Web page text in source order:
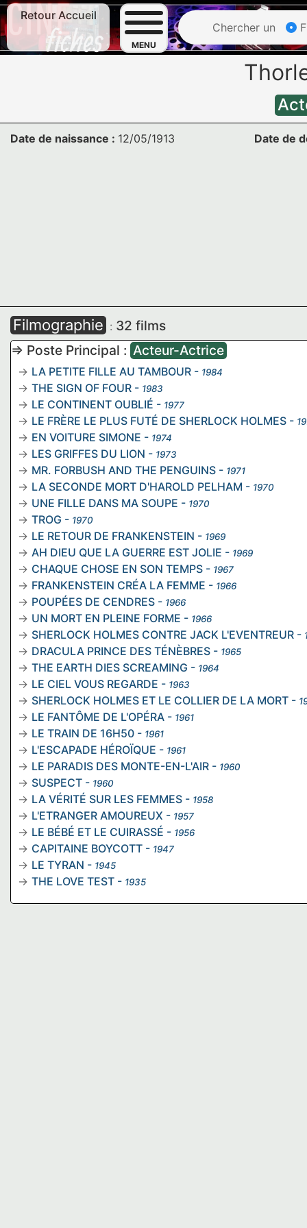
Retour Accueil
MENU
Chercher un
Date de naissance : 12/05/1913 Date de
Filmographie : 32 films
=> Poste Principal : Acteur-Actrice
LA PETITE FILLE AU TAMBOUR - 1984
THE SIGN OF FOUR - 1983
LE CONTINENT OUBLIÉ - 1977
LE FRÈRE LE PLUS FUTÉ DE SHERLOCK HOLMES -
EN VOITURE SIMONE - 1974
LES GRIFFES DU LION - 1973
MR. FORBUSH AND THE PENGUINS - 1971
LA SECONDE MORT D'HAROLD PELHAM - 1970
UNE FILLE DANS MA SOUPE - 1970
TROG - 1970
LE RETOUR DE FRANKENSTEIN - 1969
AH DIEU QUE LA GUERRE EST JOLIE - 1969
CHAQUE CHOSE EN SON TEMPS - 1967
FRANKENSTEIN CRÉA LA FEMME - 1966
POUPÉES DE CENDRES - 1966
UN MORT EN PLEINE FORME - 1966
SHERLOCK HOLMES CONTRE JACK L'EVENTREUR -
DRACULA PRINCE DES TÉNÈBRES - 1965
THE EARTH DIES SCREAMING - 1964
LE CIEL VOUS REGARDE - 1963
SHERLOCK HOLMES ET LE COLLIER DE LA MORT -
LE FANTÔME DE L'OPÉRA - 1961
LE TRAIN DE 16H50 - 1961
L'ESCAPADE HÉROÏQUE - 1961
LE PARADIS DES MONTE-EN-L'AIR - 1960
SUSPECT - 1960
LA VÉRITÉ SUR LES FEMMES - 1958
L'ETRANGER AMOUREUX - 1957
LE BÉBÉ ET LE CUIRASSÉ - 1956
CAPITAINE BOYCOTT - 1947
LE TYRAN - 1945
THE LOVE TEST - 1935